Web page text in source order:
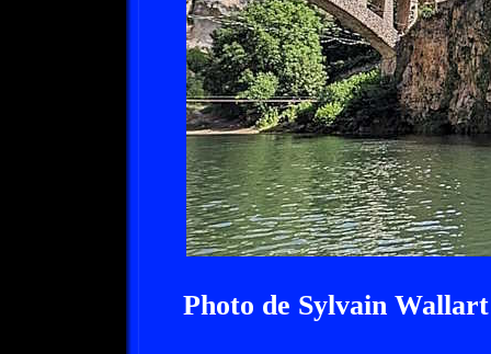
Photo de Sylvain Wallart